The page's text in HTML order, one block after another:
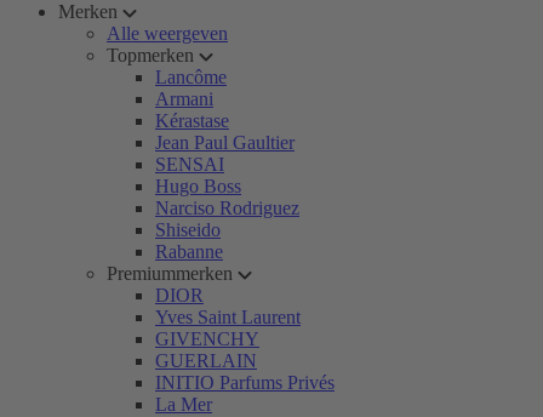
Merken
Alle weergeven
Topmerken
Lancôme
Armani
Kérastase
Jean Paul Gaultier
SENSAI
Hugo Boss
Narciso Rodriguez
Shiseido
Rabanne
Premiummerken
DIOR
Yves Saint Laurent
GIVENCHY
GUERLAIN
INITIO Parfums Privés
La Mer